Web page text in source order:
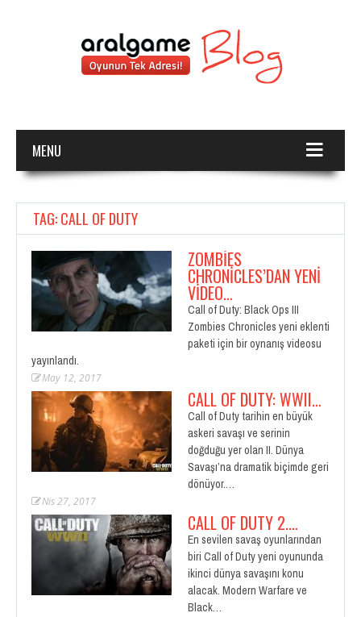
MENU
TAG: CALL OF DUTY
ZOMBIES
CHRONICLES’DAN YENI
VIDEO…
Call of Duty: Black Ops III
Zombies Chronicles yeni eklenti
paketi için bir oynanış videosu
yayınlandı.
May 12, 2017
CALL OF DUTY: WWII…
Call of Duty tarihin en büyük
askeri savaşı ve serinin
doğduğu yer olan II. Dünya
Savaşı’na dramatik biçimde geri
dönüyor.…
Nis 27, 2017
CALL OF DUTY 2.…
En sevilen savaş oyunlarından
biri Call of Duty yeni oyununda
ikinci dünya savaşını konu
alacak. Modern Warfare ve
Black…